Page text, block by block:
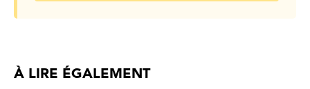
À LIRE ÉGALEMENT